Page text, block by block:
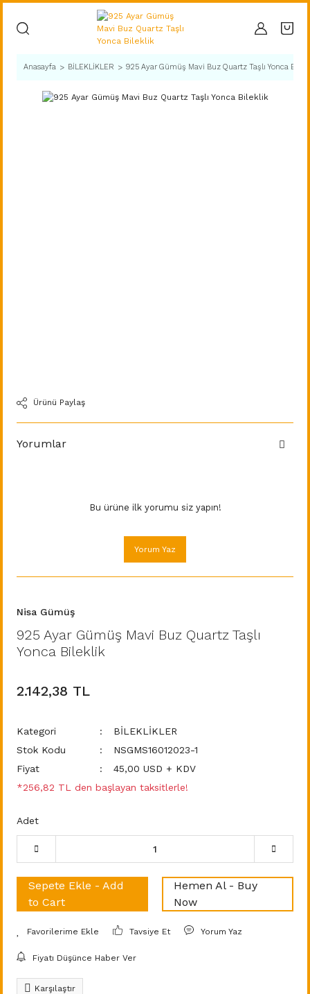
Anasayfa BİLEKLİKLER 925 Ayar Gümüş Mavi Buz Quartz Taşlı Yonca
Ürünü Paylaş
Yorumlar
Bu ürüne ilk yorumu siz yapın!
Yorum Yaz
Nisa Gümüş
925 Ayar Gümüş Mavi Buz Quartz Taşlı
Yonca Bileklik
2.142,38 TL
Kategori
BİLEKLİKLER
Stok Kodu
NSGMS16012023-1
Fiyat
45,00 USD + KDV
*256,82 TL den başlayan taksitlerle!
Adet
Sepete Ekle - Add
to Cart
Hemen Al - Buy
Now
Tavsiye Et Yorum Yaz
Fiyatı Düşünce Haber Ver
Karşılaştır